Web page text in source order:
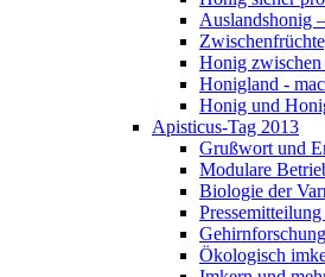
Auslandshonig
Honig zwischen
Honigland -
Honig und
Apisticus-Tag 2013
Grußwort und
Modulare
Biologie der
Ökologisch